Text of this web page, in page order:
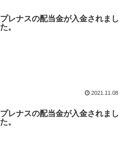
プレナスの配当金が入金されまし
た。
2021.11.08
プレナスの配当金が入金されまし
た。